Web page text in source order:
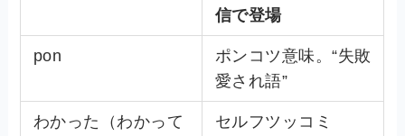
信で登場
pon
ポンコツ意味。“失敗
愛され語”
わかった（わかって
セルフツッコミ